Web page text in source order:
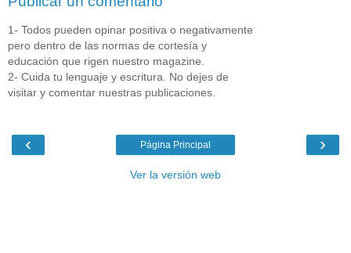
1- Todos pueden opinar positiva o negativamente
pero dentro de las normas de cortesía y
educación que rigen nuestro magazine.
2- Cuida tu lenguaje y escritura. No dejes de
visitar y comentar nuestras publicaciones.
‹ ›
Página Principal
Ver la versión web